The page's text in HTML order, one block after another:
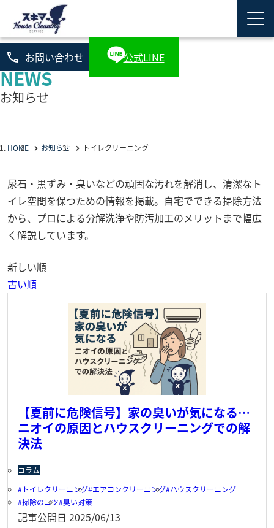
NEWS
お知らせ
HOME お知らせ トイレクリーニング
尿石・黒ずみ・臭いなどの頑固な汚れを解消し、清潔なト
イレ空間を保つための情報を掲載。自宅でできる掃除方法
から、プロによる分解洗浄や防汚加工のメリットまで幅広
く解説しています。
新しい順
古い順
【夏前に危険信号】家の臭いが気になる…
ニオイの原因とハウスクリーニングでの解
決法
コラム
トイレクリーニング エアコンクリーニング ハウスクリーニング
掃除のコツ 臭い対策
記事公開日 2025/06/13
phone お問い合わせ 公式LINE